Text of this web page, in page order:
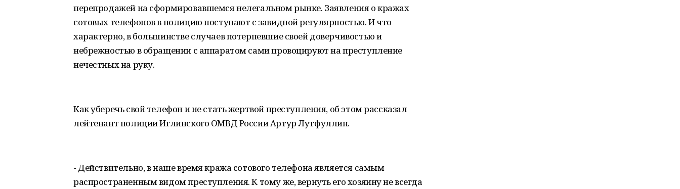
перепродажей на сформировавшемся нелегальном рынке. Заявления о кражах
сотовых телефонов в полицию поступают с завидной регулярностью. И что
характерно, в большинстве случаев потерпевшие своей доверчивостью и
небрежностью в обращении с аппаратом сами провоцируют на преступление
нечестных на руку.
Как уберечь свой телефон и не стать жертвой преступления, об этом рассказал
лейтенант полиции Иглинского ОМВД России Артур Лутфуллин.
- Действительно, в наше время кража сотового телефона является самым
распространенным видом преступления. К тому же, вернуть его хозяину не всегда